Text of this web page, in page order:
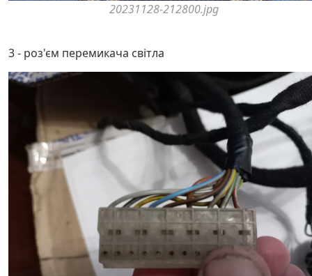
20231128-212800.jpg
3 - роз'єм перемикача світла